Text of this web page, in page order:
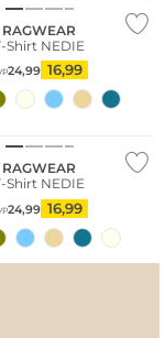
RAGWEAR
Shirt NEDIE
24,99 16,99
RAGWEAR
Shirt NEDIE
24,99 16,99